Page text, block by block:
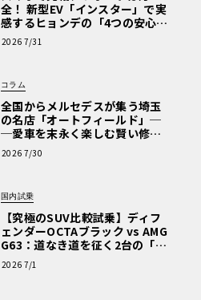
全！ 新型EV「インスター」で実
感するヒョンデの「4つの安心」
【第1回・ヒョンデ6つの疑問：
Why? Hyundai?】〈PR〉
2026 7/31
コラム
全国からメルセデスが集う埼玉
の名店「オートフィールド」─
─愛車を末永く楽しむ賢い修理
術と、プロがフックス製オイル
を選ぶ理由〈PR〉
2026 7/30
国内試乗
【究極のSUV比較試乗】ディフ
ェンダーOCTAブラック vs AMG
G63：道なき道を征く2台の「対
極的アプローチ」
2026 7/1